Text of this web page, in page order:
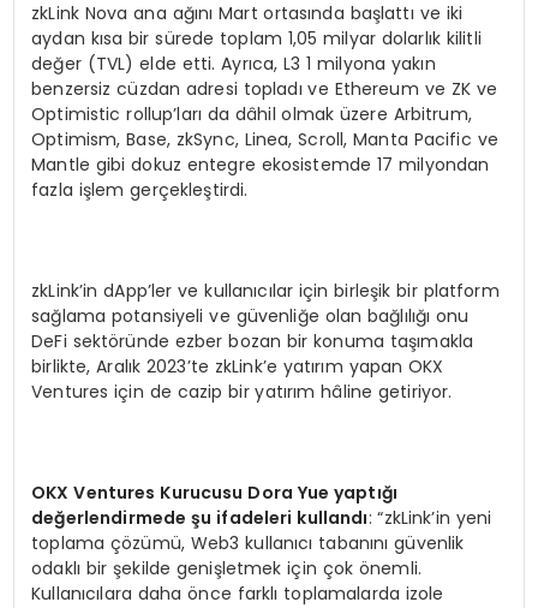
zkLink Nova ana ağını Mart ortasında başlattı ve iki
aydan kısa bir sürede toplam 1,05 milyar dolarlık kilitli
değer (TVL) elde etti. Ayrıca, L3 1 milyona yakın
benzersiz cüzdan adresi topladı ve Ethereum ve ZK ve
Optimistic rollup’ları da dâhil olmak üzere Arbitrum,
Optimism, Base, zkSync, Linea, Scroll, Manta Pacific ve
Mantle gibi dokuz entegre ekosistemde 17 milyondan
fazla işlem gerçekleştirdi.
zkLink’in dApp’ler ve kullanıcılar için birleşik bir platform
sağlama potansiyeli ve güvenliğe olan bağlılığı onu
DeFi sektöründe ezber bozan bir konuma taşımakla
birlikte, Aralık 2023’te zkLink’e yatırım yapan OKX
Ventures için de cazip bir yatırım hâline getiriyor.
OKX Ventures Kurucusu Dora Yue yaptığı
değerlendirmedeşu ifadeleri kullandı: “zkLink’in yeni
toplama çözümü, Web3 kullanıcı tabanını güvenlik
odaklı bir şekilde genişletmek için çok önemli.
Kullanıcılara daha önce farklı toplamalarda izole